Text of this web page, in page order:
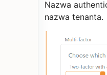
Nazwa
nazwa tenanta.